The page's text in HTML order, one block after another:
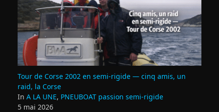
Tour de Corse 2002 en semi‑rigide — cinq amis, un
raid, la Corse
In A LA UNE, PNEUBOAT passion semi-rigide
5 mai 2026